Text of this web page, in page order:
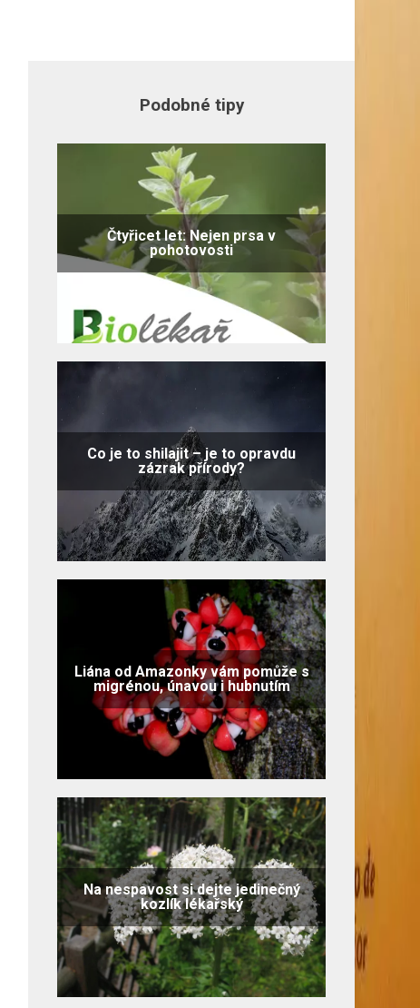
Podobné tipy
Čtyřicet let: Nejen prsa v
pohotovosti
Co je to shilajit – je to opravdu
zázrak přírody?
Liána od Amazonky vám pomůže s
migrénou, únavou i hubnutím
Na nespavost si dejte jedinečný
kozlík lékařský